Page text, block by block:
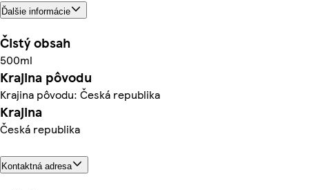
Ďalšie informácie
Čistý obsah
500ml
Krajina pôvodu
Krajina pôvodu: Česká republika
Krajina
Česká republika
Kontaktná adresa